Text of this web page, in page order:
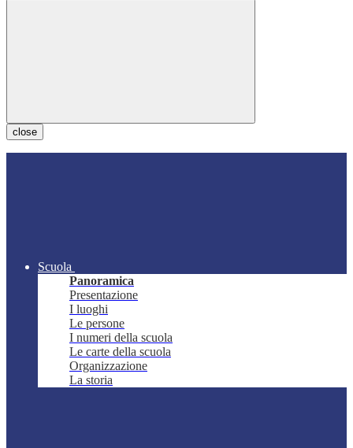
close
Scuola
Panoramica
Presentazione
I luoghi
Le persone
I numeri della scuola
Le carte della scuola
Organizzazione
La storia